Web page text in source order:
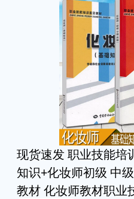
现货速发 职业技能培
知识+化妆师初级 中
教材 化妆师教材职业